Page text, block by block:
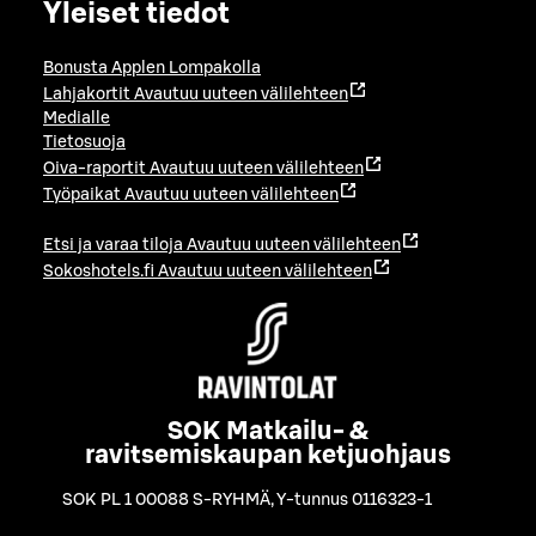
Yleiset tiedot
Bonusta Applen Lompakolla
Lahjakortit Avautuu uuteen välilehteen
Medialle
Tietosuoja
Oiva-raportit Avautuu uuteen välilehteen
Työpaikat Avautuu uuteen välilehteen
Etsi ja varaa tiloja Avautuu uuteen välilehteen
Sokoshotels.fi Avautuu uuteen välilehteen
SOK Matkailu- &
ravitsemiskaupan ketjuohjaus
SOK PL 1 00088 S-RYHMÄ,Y-tunnus 0116323-1